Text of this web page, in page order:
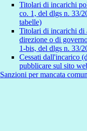
Titolari di incarichi
co. 1, del dlgs n. 33/
tabelle)
Titolari di incarichi di
direzione o di
1-bis, del dlgs n. 33/
Cessati dall'incarico
pubblicare sul sito
Sanzioni per mancata